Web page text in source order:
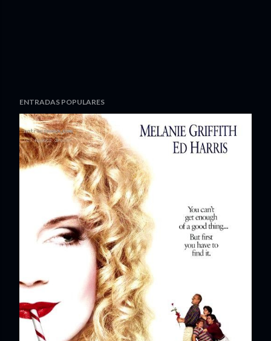
ENTRADAS POPULARES